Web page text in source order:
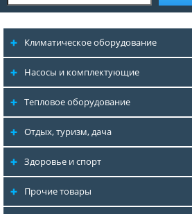
Климатическое оборудование
Насосы и комплектующие
Тепловое оборудование
Отдых, туризм, дача
Здоровье и спорт
Прочие товары